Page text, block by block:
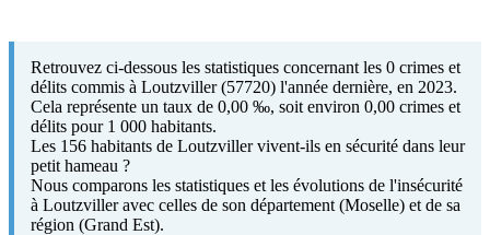
Retrouvez ci-dessous les statistiques concernant les 0 crimes et
délits commis à Loutzviller (57720) l'année dernière, en 2023.
Cela représente un taux de 0,00 ‰, soit environ 0,00 crimes et
délits pour 1 000 habitants.
Les 156 habitants de Loutzviller vivent-ils en sécurité dans leur
petit hameau ?
Nous comparons les statistiques et les évolutions de l'insécurité
à Loutzviller avec celles de son département (Moselle) et de sa
région (Grand Est).